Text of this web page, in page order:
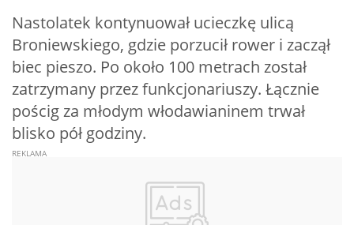
Nastolatek kontynuował ucieczkę ulicą
Broniewskiego, gdzie porzucił rower i zaczął
biec pieszo. Po około 100 metrach został
zatrzymany przez funkcjonariuszy. Łącznie
pościg za młodym włodawianinem trwał
blisko pół godziny.